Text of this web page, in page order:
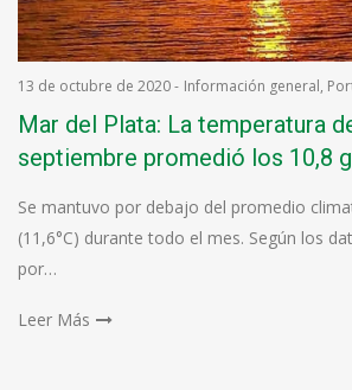
13 de octubre de 2020- Información general,
Mar del Plata: La temperatura
septiembre promedió los 10,8
Se mantuvo por debajo del promedio
(11,6°C) durante todo el mes. Según los
por…
Leer Más